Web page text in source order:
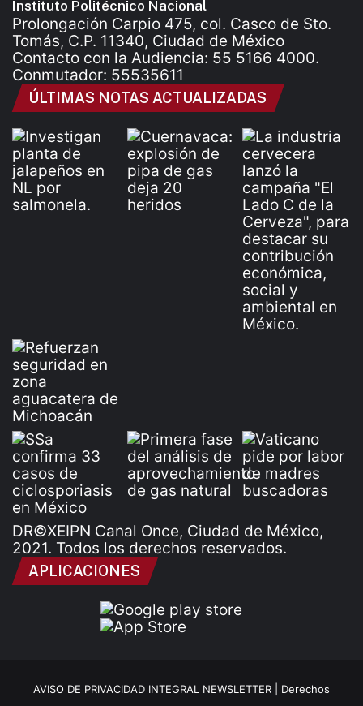
Instituto Politécnico Nacional
Prolongación Carpio 475, col. Casco de Sto.
Tomás, C.P. 11340, Ciudad de México
Contacto con la Audiencia: 55 5166 4000.
Conmutador: 55535611
ÚLTIMAS NOTAS ACTUALIZADAS
DR©XEIPN Canal Once, Ciudad de México,
2021. Todos los derechos reservados.
APLICACIONES
AVISO DE PRIVACIDAD INTEGRAL NEWSLETTER | Derechos